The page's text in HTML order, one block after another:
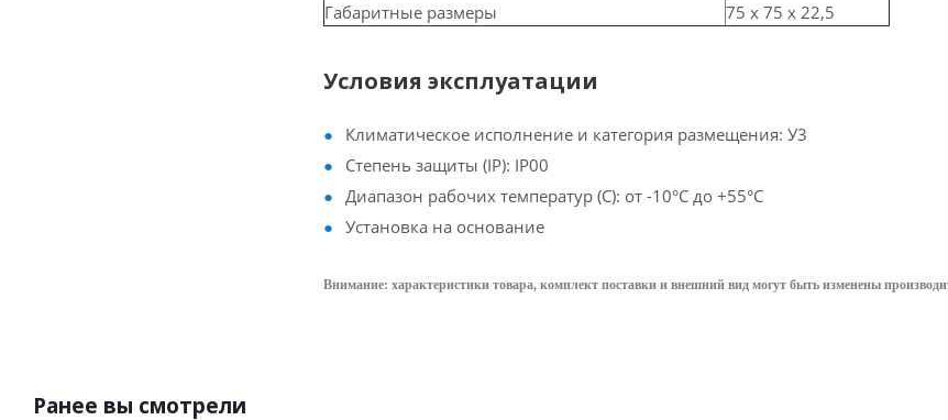
Габаритные размеры
75 х 75 х 22,5
Условия эксплуатации
Климатическое исполнение и категория размещения: У3
Степень защиты (IP): IP00
Диапазон рабочих температур (С): от -10°С до +55°С
Установка на основание
Внимание: характеристики товара, комплект поставки и внешний вид могут быть изменены
Ранее вы смотрели